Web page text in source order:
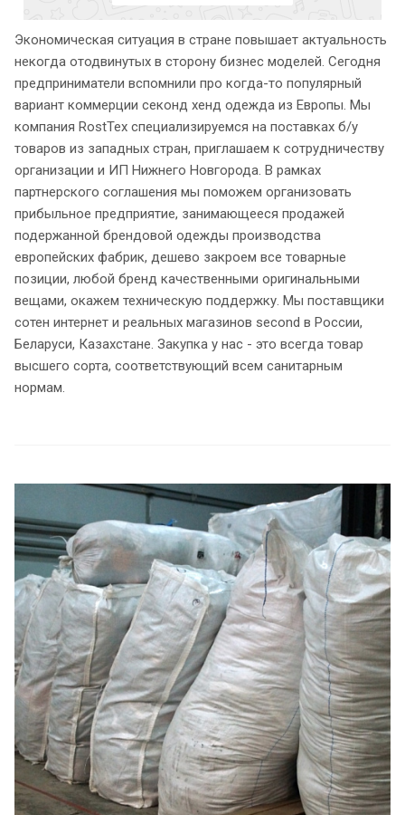
Экономическая ситуация в стране повышает актуальность
некогда отодвинутых в сторону бизнес моделей. Сегодня
предприниматели вспомнили про когда-то популярный
вариант коммерции секонд хенд одежда из Европы. Мы
компания RostTex специализируемся на поставках б/у
товаров из западных стран, приглашаем к сотрудничеству
организации и ИП Нижнего Новгорода. В рамках
партнерского соглашения мы поможем организовать
прибыльное предприятие, занимающееся продажей
подержанной брендовой одежды производства
европейских фабрик, дешево закроем все товарные
позиции, любой бренд качественными оригинальными
вещами, окажем техническую поддержку. Мы поставщики
сотен интернет и реальных магазинов second в России,
Беларуси, Казахстане. Закупка у нас - это всегда товар
высшего сорта, соответствующий всем санитарным
нормам.